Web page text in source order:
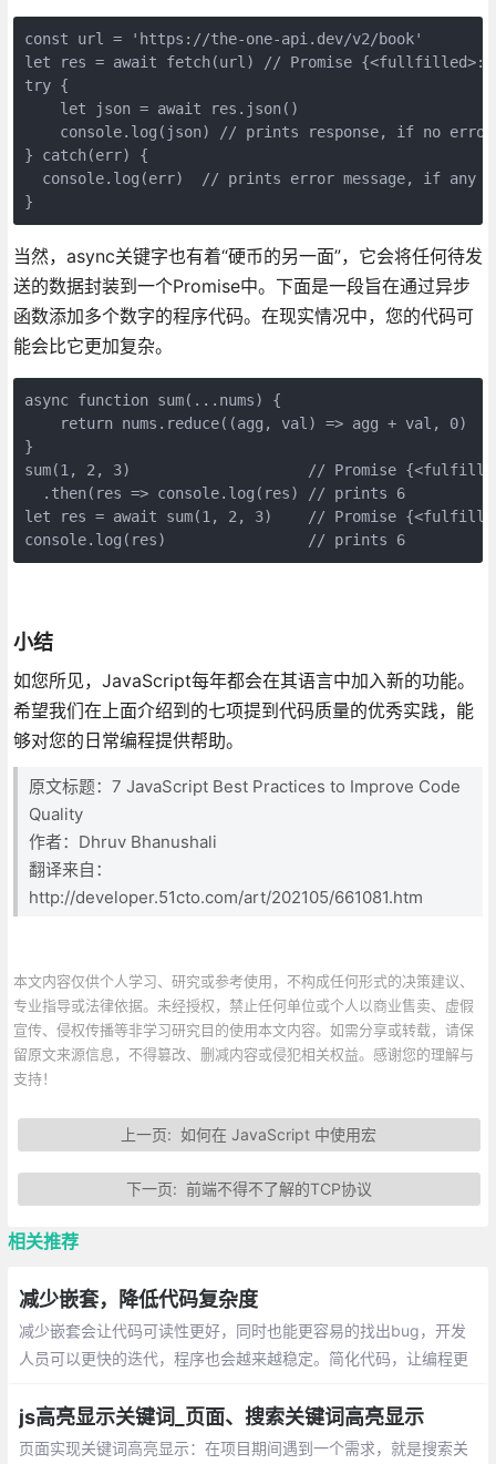
const url = 'https://the-one-api.dev/v2/book'
let res = await fetch(url) // Promise {<fullfilled>:
try {
let json = await res.json()
console.log(json) // prints response, if no
} catch(err) {
console.log(err)  // prints error message, if any
当然，async关键字也有着“硬币的另一面”，它会将任何待发
送的数据封装到一个Promise中。下面是一段旨在通过异步
函数添加多个数字的程序代码。在现实情况中，您的代码可
能会比它更加复杂。
async function sum(...nums) {
return nums.reduce((agg, val) => agg + val, 0)
}
sum(1, 2, 3)                    // Promise
.then(res => console.log(res) // prints 6
let res = await sum(1, 2, 3)    // Promise
console.log(res)                // prints 6
小结
如您所见，JavaScript每年都会在其语言中加入新的功能。
希望我们在上面介绍到的七项提到代码质量的优秀实践，能
够对您的日常编程提供帮助。
原文标题：7 JavaScript Best Practices to Improve Code
Quality
作者：Dhruv Bhanushali
翻译来自：
http://developer.51cto.com/art/202105/661081.htm
本文内容仅供个人学习、研究或参考使用，不构成任何形式的决策建议、
专业指导或法律依据。未经授权，禁止任何单位或个人以商业售卖、虚假
宣传、侵权传播等非学习研究目的使用本文内容。如需分享或转载，请保
留原文来源信息，不得篡改、删减内容或侵犯相关权益。感谢您的理解与
支持！
上一页:如何在 JavaScript 中使用宏
下一页: 前端不得不了解的TCP协议
相关推荐
减少嵌套，降低代码复杂度
减少嵌套会让代码可读性更好，同时也能更容易的找出bug，开发
人员可以更快的迭代，程序也会越来越稳定。简化代码，让编程更
js高亮显示关键词_页面、搜索关键词高亮显示
页面实现关键词高亮显示：在项目期间遇到一个需求，就是搜索关